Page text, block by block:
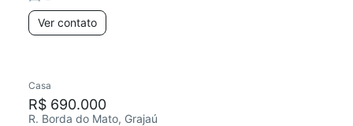
Ver contato
Chegou este mês
Casa
R$ 690.000
R. Borda do Mato, Grajaú